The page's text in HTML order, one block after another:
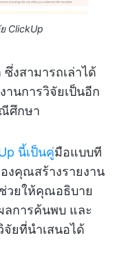
ClickUp
งสามารถเล่าได้
นการวิจัยเป็นอีก
ศึกษา
นี้เป็นคู่มือแบบที
งคุณสร้างรายงาน
วยให้คุณอธิบาย
ลการค้นพบ และ
ยที่นำเสนอได้